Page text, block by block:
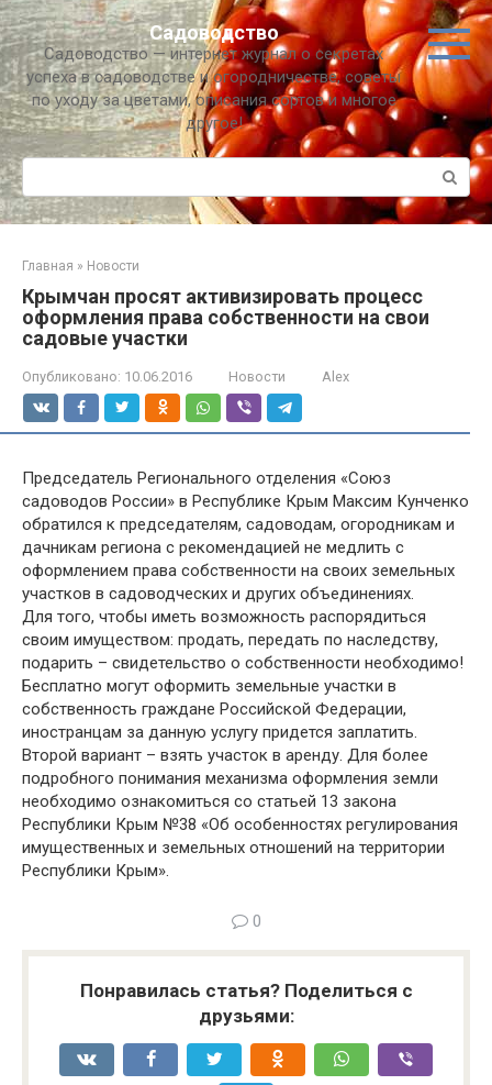
Перейти
к
контенту
Садоводство
Садоводство — интернет журнал о секретах
успеха в садоводстве и огородничестве, советы
по уходу за цветами, описания сортов и многое
другое!
Поиск:
Главная » Новости
Крымчан просят активизировать процесс
оформления права собственности на свои
садовые участки
Опубликовано: 10.06.2016 Новости Alex
Председатель Регионального отделения «Союз
садоводов России» в Республике Крым Максим Кунченко
обратился к председателям, садоводам, огородникам и
дачникам региона с рекомендацией не медлить с
оформлением права собственности на своих земельных
участков в садоводческих и других объединениях.
Для того, чтобы иметь возможность распорядиться
своим имуществом: продать, передать по наследству,
подарить – свидетельство о собственности необходимо!
Бесплатно могут оформить земельные участки в
собственность граждане Российской Федерации,
иностранцам за данную услугу придется заплатить.
Второй вариант – взять участок в аренду. Для более
подробного понимания механизма оформления земли
необходимо ознакомиться со статьей 13 закона
Республики Крым №38 «Об особенностях регулирования
имущественных и земельных отношений на территории
Республики Крым».
0
Понравилась статья? Поделиться с
друзьями: